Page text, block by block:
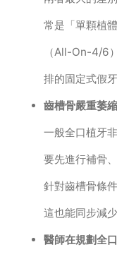
常是「單顆植
（All-On-4/6
排的固定式假牙
齒槽骨嚴重萎
一般全口植牙
要先進行補骨
針對齒槽骨條
這也能同步減
醫師在規劃全